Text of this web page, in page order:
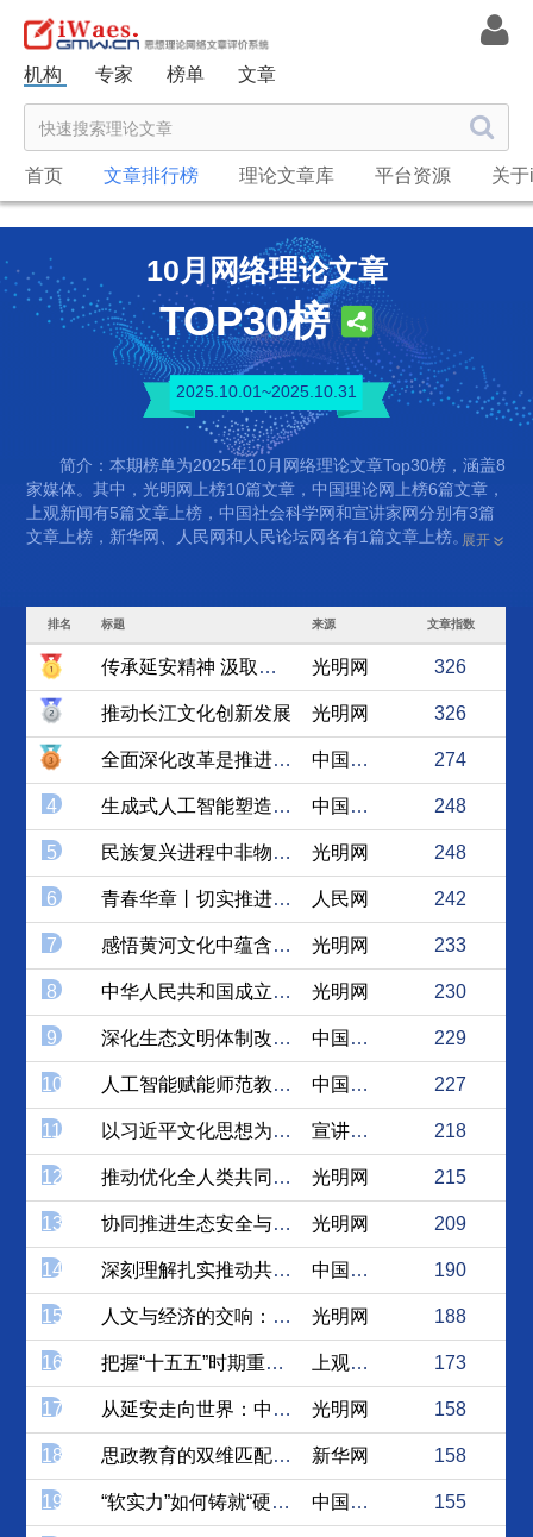
机构 专家 榜单 文章
首页 文章排行榜 理论文章库 平台资源 关
10月网络理论文章
TOP30榜
2025.10.01~2025.10.31
简介：本期榜单为2025年10月网络理论文章Top30榜，涵盖8
家媒体。其中，光明网上榜10篇文章，中国理论网上榜6篇文章，
上观新闻有5篇文章上榜，中国社会科学网和宣讲家网分别有3篇
文章上榜，新华网、人民网和人民论坛网各有1篇文章上榜。展开
排名 标题 来源 文章指数
传承延安精神 汲取奋进力量 光明网 326
推动长江文化创新发展 光明网 326
全面深化改革是推进中国式现... 中国理论网 274
4 生成式人工智能塑造思政教育... 中国社会科学网 248
5 民族复兴进程中非物质文化遗... 光明网 248
6 青春华章丨切实推进高校思政... 人民网 242
7 感悟黄河文化中蕴含的家国情怀 光明网 233
8 中华人民共和国成立76周... 光明网 230
9 深化生态文明体制改革 协同... 中国理论网 229
10 人工智能赋能师范教育协同提... 中国社会科学网 227
11 以习近平文化思想为指引 加... 宣讲家网 218
12 推动优化全人类共同价值的全... 光明网 215
13 协同推进生态安全与生态产品... 光明网 209
14 深刻理解扎实推动共同富裕与... 中国理论网 190
15 人文与经济的交响：体育非遗... 光明网 188
16 把握“十五五”时期重要地位... 上观新闻 173
17 从延安走向世界：中国国际地... 光明网 158
18 思政教育的双维匹配机制探索 新华网 158
19 “软实力”如何铸就“硬支撑” 中国社会科学网 155